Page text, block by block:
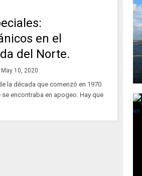
en el
del Norte.
May 10, 2020
la década que comenzó en 1970
encontraba en apogeo. Hay que